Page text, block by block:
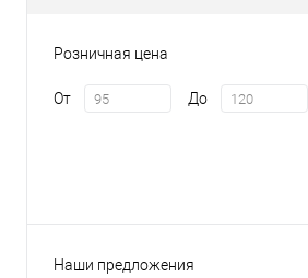
Розничная цена
От До
Наши предложения